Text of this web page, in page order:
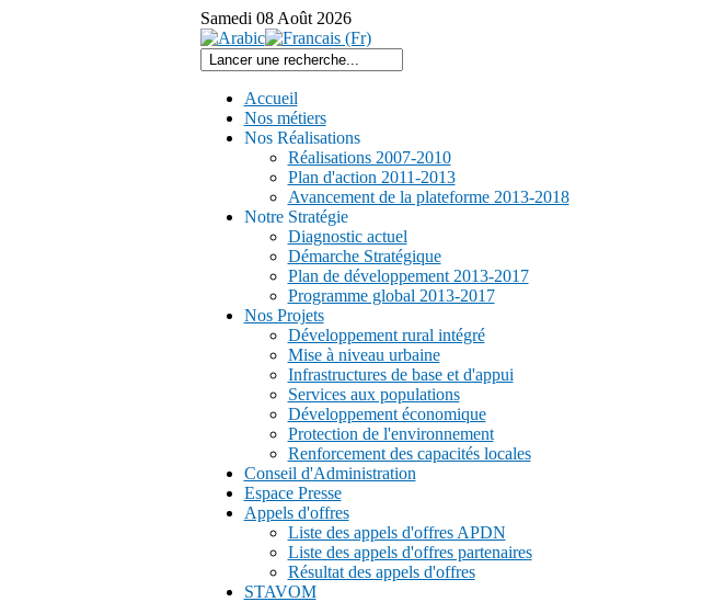
Samedi 08 Août 2026
Accueil
Nos métiers
Nos Réalisations
Réalisations 2007-2010
Plan d'action 2011-2013
Avancement de la plateforme 2013-2018
Notre Stratégie
Diagnostic actuel
Démarche Stratégique
Plan de développement 2013-2017
Programme global 2013-2017
Nos Projets
Développement rural intégré
Mise à niveau urbaine
Infrastructures de base et d'appui
Services aux populations
Développement économique
Protection de l'environnement
Renforcement des capacités locales
Conseil d'Administration
Espace Presse
Appels d'offres
Liste des appels d'offres APDN
Liste des appels d'offres partenaires
Résultat des appels d'offres
STAVOM